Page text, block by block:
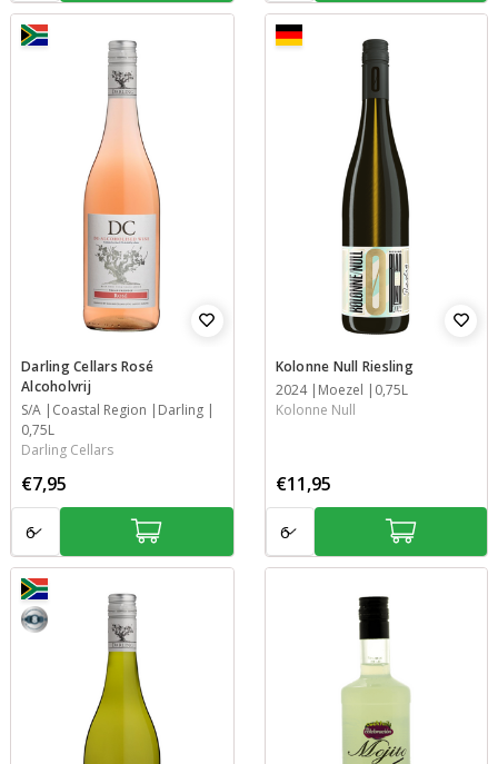
Darling Cellars Rosé
Alcoholvrij
Jaar
S/A
StreekCoastal Region
Streek Darling
Inhoud
0,75L
Darling Cellars
€7,95
Kolonne Null Riesling
Jaar
2024
StreekMoezel
Inhoud
0,75L
Kolonne Null
€11,95
8